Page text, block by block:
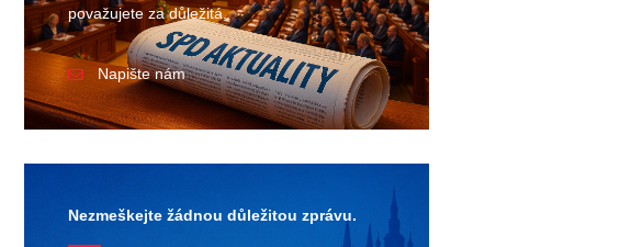
považujete za důležitá.
Napište nám
Nezmeškejte žádnou důležitou zprávu.